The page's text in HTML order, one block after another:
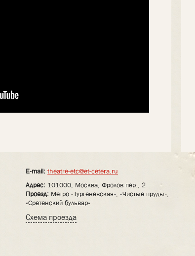
E-mail: theatre-etc@et-cetera.ru
Адрес: 101000, Москва, Фролов пер., 2
Проезд: Метро «Тургеневская», «Чистые пруды»,
«Сретенский бульвар»
Схема проезда